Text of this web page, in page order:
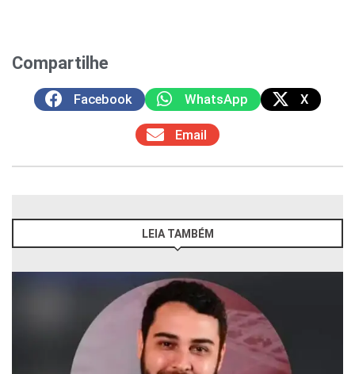
Compartilhe
Facebook WhatsApp X
Email
LEIA TAMBÉM